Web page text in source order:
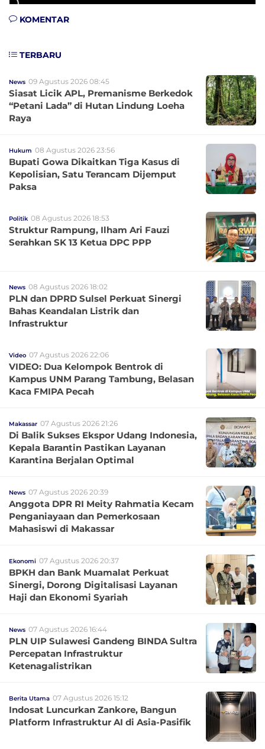
KOMENTAR
TERBARU
News 09 Agustus 2026 08:45
Siasat Licik APL, Premanisme Berkedok
“Petani Lada” di Hutan Lindung Loeha
Raya
Hukum 08 Agustus 2026 23:56
Bupati Gowa Dikaitkan Tiga Kasus di
Kepolisian, Satu Terancam Dijemput
Paksa
Politik 08 Agustus 2026 18:53
Struktur Rampung, Ilham Ari Fauzi
Serahkan SK 13 Ketua DPC PPP
News 08 Agustus 2026 18:02
PLN dan DPRD Sulsel Perkuat Sinergi
Bahas Keandalan Listrik dan
Infrastruktur
Video 07 Agustus 2026 22:06
VIDEO: Dua Kelompok Bentrok di
Kampus UNM Parang Tambung, Belasan
Kaca FMIPA Pecah
Makassar 07 Agustus 2026 21:26
Di Balik Sukses Ekspor Udang Indonesia,
Kepala Barantin Pastikan Layanan
Karantina Berjalan Optimal
News 07 Agustus 2026 20:39
Anggota DPR RI Meity Rahmatia Kecam
Penganiayaan dan Pemerkosaan
Mahasiswi di Makassar
Ekonomi 07 Agustus 2026 20:37
BPKH dan Bank Muamalat Perkuat
Sinergi, Dorong Digitalisasi Layanan
Haji dan Ekonomi Syariah
News 07 Agustus 2026 16:44
PLN UIP Sulawesi Gandeng BINDA Sultra
Percepatan Infrastruktur
Ketenagalistrikan
Berita Utama 07 Agustus 2026 15:12
Indosat Luncurkan Zankore, Bangun
Platform Infrastruktur AI di Asia-Pasifik